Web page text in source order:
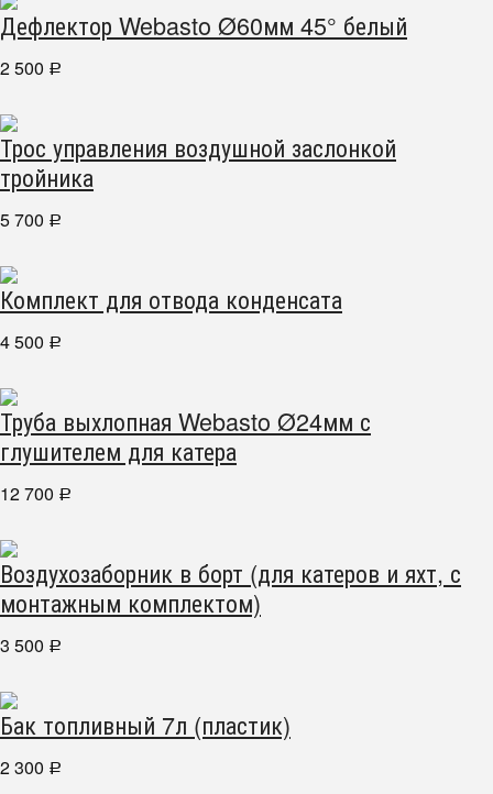
Дефлектор Webasto Ø60мм 45° белый
2 500 Р
Трос управления воздушной заслонкой
тройника
5 700 Р
Комплект для отвода конденсата
4 500 Р
Труба выхлопная Webasto Ø24мм с
глушителем для катера
12 700 Р
Воздухозаборник в борт (для катеров и яхт, с
монтажным комплектом)
3 500 Р
Бак топливный 7л (пластик)
2 300 Р